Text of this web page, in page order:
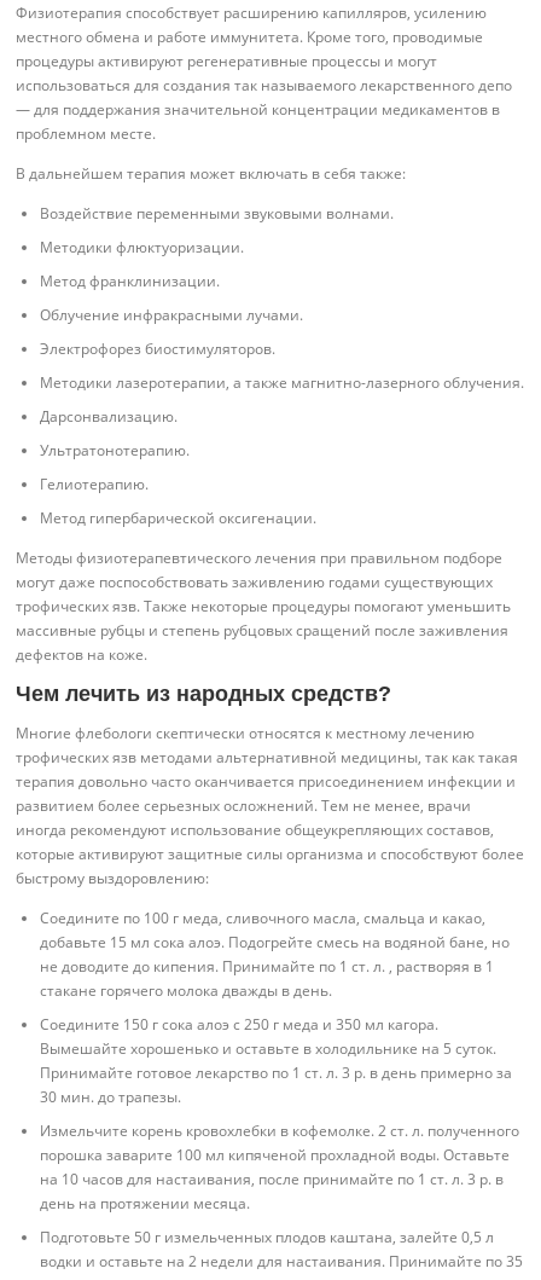
Физиотерапия способствует расширению капилляров, усилению
местного обмена и работе иммунитета. Кроме того, проводимые
процедуры активируют регенеративные процессы и могут
использоваться для создания так называемого лекарственного депо
— для поддержания значительной концентрации медикаментов в
проблемном месте.
В дальнейшем терапия может включать в себя также:
Воздействие переменными звуковыми волнами.
Методики флюктуоризации.
Метод франклинизации.
Облучение инфракрасными лучами.
Электрофорез биостимуляторов.
Методики лазеротерапии, а также магнитно-лазерного облучения.
Дарсонвализацию.
Ультратонотерапию.
Гелиотерапию.
Метод гипербарической оксигенации.
Методы физиотерапевтического лечения при правильном подборе
могут даже поспособствовать заживлению годами существующих
трофических язв. Также некоторые процедуры помогают уменьшить
массивные рубцы и степень рубцовых сращений после заживления
дефектов на коже.
Чем лечить из народных средств?
Многие флебологи скептически относятся к местному лечению
трофических язв методами альтернативной медицины, так как такая
терапия довольно часто оканчивается присоединением инфекции и
развитием более серьезных осложнений. Тем не менее, врачи
иногда рекомендуют использование общеукрепляющих составов,
которые активируют защитные силы организма и способствуют более
быстрому выздоровлению:
Соедините по 100 г меда, сливочного масла, смальца и какао,
добавьте 15 мл сока алоэ. Подогрейте смесь на водяной бане, но
не доводите до кипения. Принимайте по 1 ст. л. , растворяя в 1
стакане горячего молока дважды в день.
Соедините 150 г сока алоэ с 250 г меда и 350 мл кагора.
Вымешайте хорошенько и оставьте в холодильнике на 5 суток.
Принимайте готовое лекарство по 1 ст. л. 3 р. в день примерно за
30 мин. до трапезы.
Измельчите корень кровохлебки в кофемолке. 2 ст. л. полученного
порошка заварите 100 мл кипяченой прохладной воды. Оставьте
на 10 часов для настаивания, после принимайте по 1 ст. л. 3 р. в
день на протяжении месяца.
Подготовьте 50 г измельченных плодов каштана, залейте 0,5 л
водки и оставьте на 2 недели для настаивания. Принимайте по 35